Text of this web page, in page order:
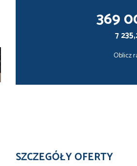
369
7
Oblicz
SZCZEGÓŁY OFERTY